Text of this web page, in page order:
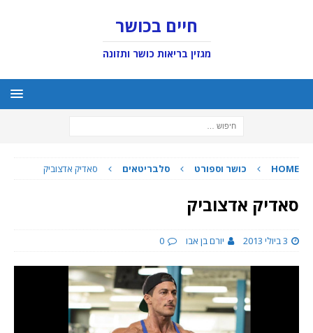
חיים בכושר
מגזין בריאות כושר ותזונה
HOME כושר וספורט סלבריטאים סאדיק אדצוביק
סאדיק אדצוביק
3 ביולי 2013 יורם בן אבו 0